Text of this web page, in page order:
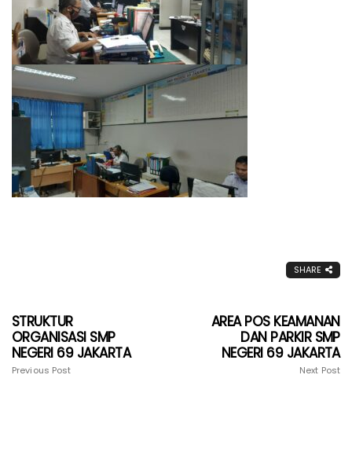
SHARE
STRUKTUR
ORGANISASI SMP
NEGERI 69 JAKARTA
Previous Post
AREA POS KEAMANAN
DAN PARKIR SMP
NEGERI 69 JAKARTA
Next Post